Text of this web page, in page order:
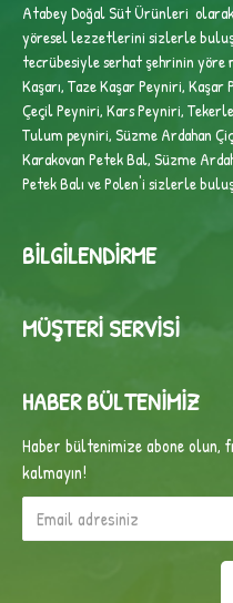
Atabey Doğal Süt Ürünleri
yöresel lezzetlerini sizlerle
tecrübesiyleserhat şehrinin yöre
Kaşarı, Taze Kaşar Peyniri,
Çeçil Peyniri, Kars Peyniri,
Tulum peyniri,Süzme Ardahan
Karakovan Petek Bal, Süzme
Petek Balı ve Polen'i sizlerle
BILGILENDIRME
MÜŞTERI SERVISI
HABER BÜLTENIMIZ
Haber bültenimize abone olun,
kalmayın!